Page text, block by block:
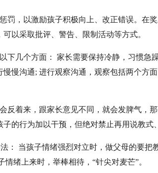
罚，以激励孩子积极向上、改正错误。在
以采取批评、警告、限制活动等方式。
下几个方面： 家长需要保持冷静，习惯急
慢沟通; 进行观察沟通，观察包括两个方
反着来，跟家长意见不同，就会发脾气，
的行为加以干预，但绝对禁止再用说教式
： 当孩子情绪强烈对立时，做父母的要把
绪上来时，举棒相待，“针尖对麦芒”。